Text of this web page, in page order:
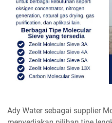
Ady Water sebagai supplier